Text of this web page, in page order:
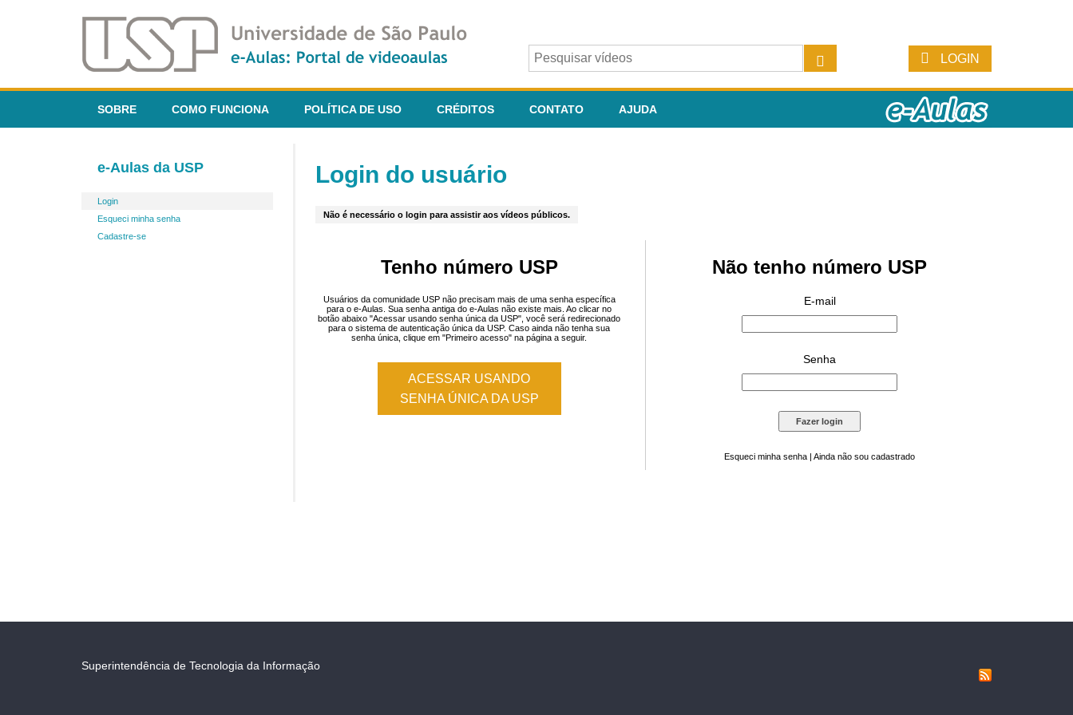
LOGIN
SOBRE COMO FUNCIONA POLÍTICA DE USO CRÉDITOS CONTATO AJUDA
e-Aulas da USP
Login
Esqueci minha senha
Cadastre-se
Login do usuário
Não é necessário o login para assistir aos vídeos públicos.
Tenho número USP
Usuários da comunidade USP não precisam mais de uma senha específica
para o e-Aulas. Sua senha antiga do e-Aulas não existe mais. Ao clicar no
botão abaixo "Acessar usando senha única da USP", você será redirecionado
para o sistema de autenticação única da USP. Caso ainda não tenha sua
senha única, clique em "Primeiro acesso" na página a seguir.
ACESSAR USANDO
SENHA ÚNICA DA USP
Não tenho número USP
E-mail
Senha
Esqueci minha senha | Ainda não sou cadastrado
Superintendência de Tecnologia da Informação